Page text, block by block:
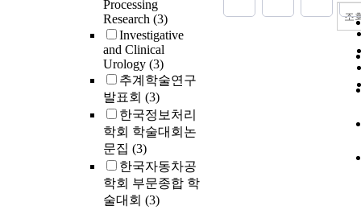
Processing
Research (3)
Investigative
and Clinical
Urology (3)
추계학술연구
발표회 (3)
한국정보처리
학회 학술대회논
문집 (3)
한국자동차공
학회 부문종합 학
술대회 (3)
of enthalpy
free energy
calculated to
kJ/mole,
respectively.
increased
검토하여 중
현장제어방
주변 도로 중
도가 높은 상
복 4차로에
지역으로 선
교차로도착
조